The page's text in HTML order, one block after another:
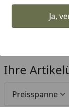
Ja,
Startseite
Ihre
Preisspanne